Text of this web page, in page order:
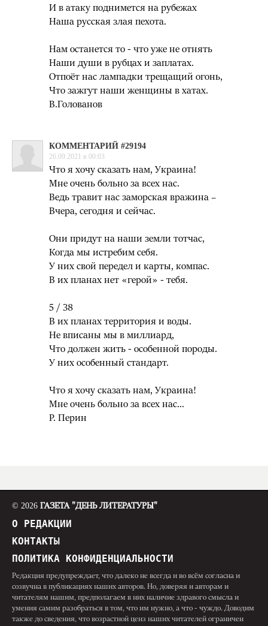
И в атаку поднимется на рубежах
Наша русская злая пехота.
Нам останется то - что уже не отнять
Наши души в рубцах и заплатах.
Отпоёт нас лампадки трещащий огонь,
Что зажгут наши женщины в хатах.
В.Голованов
КОММЕНТАРИЙ #29194
26.09.2021 в 00:03
Что я хочу сказать нам, Украина!
Мне очень больно за всех нас.
Ведь травит нас заморская вражина –
Вчера, сегодня и сейчас.
Они придут на наши земли тотчас,
Когда мы истребим себя.
У них свой передел и карты, компас.
В их планах нет «герой» - тебя.
5 / 38
В их планах территория и воды.
Не вписаны мы в миллиард,
Что должен жить - особенной породы.
У них особенный стандарт.
Что я хочу сказать нам, Украина!
Мне очень больно за всех нас…
Р. Перин
© 2026 ГАЗЕТА "ДЕНЬ ЛИТЕРАТУРЫ"
О РЕДАКЦИИ
КОНТАКТЫ
ПОЛИТИКА КОНФИДЕНЦИАЛЬНОСТИ
Редакция предупреждает, что далеко не всегда и во всём согласна и
созвучна в публикациях наших авторов. Но, доверяя и авторам и
читателям нашим, предполагаем в них наличие здравого смысла и
умения самим разобраться в том, что им нужно, а что - чуждо. Доводим
также до сведения, что возрастной ценз наших читателей ограничен